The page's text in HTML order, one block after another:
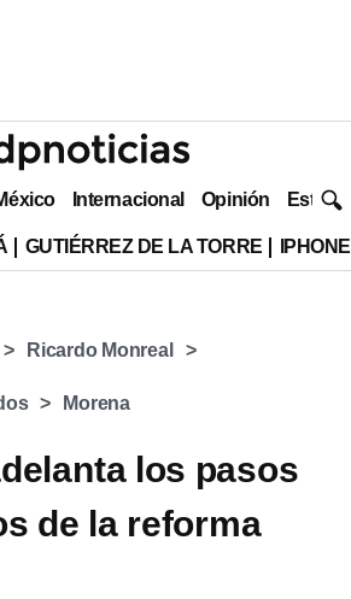
Internacional Opinión Estilo
GUTIÉRREZ DE LA TORRE
Ricardo Monreal
Morena
los pasos
de la reforma